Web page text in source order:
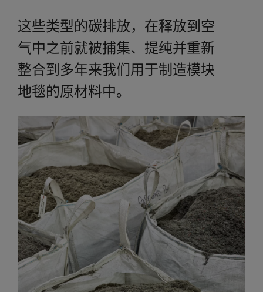
这些类型的碳排放，在释放到空
气中之前就被捕集、提纯并重新
整合到多年来我们用于制造模块
地毯的原材料中。